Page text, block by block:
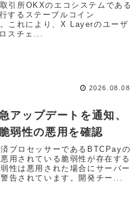
引所OKXのエコシステムである
するステーブルコイン
これにより、X Layerのユーザ
スチェ...
2026.08.08
アップデートを通知、
弱性の悪用を確認
プロセッサーであるBTCPayの
用されている脆弱性が存在する
性は悪用された場合にサーバー
告されています。開発チー...